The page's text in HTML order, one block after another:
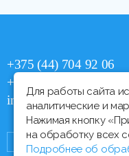
+375 (44) 704 92 06
+375 (17) 373 21 33
info@ipmtorgi.by
Для работы сайта
аналитические и
Нажимая кнопку
на обработку всех
Подробнее об